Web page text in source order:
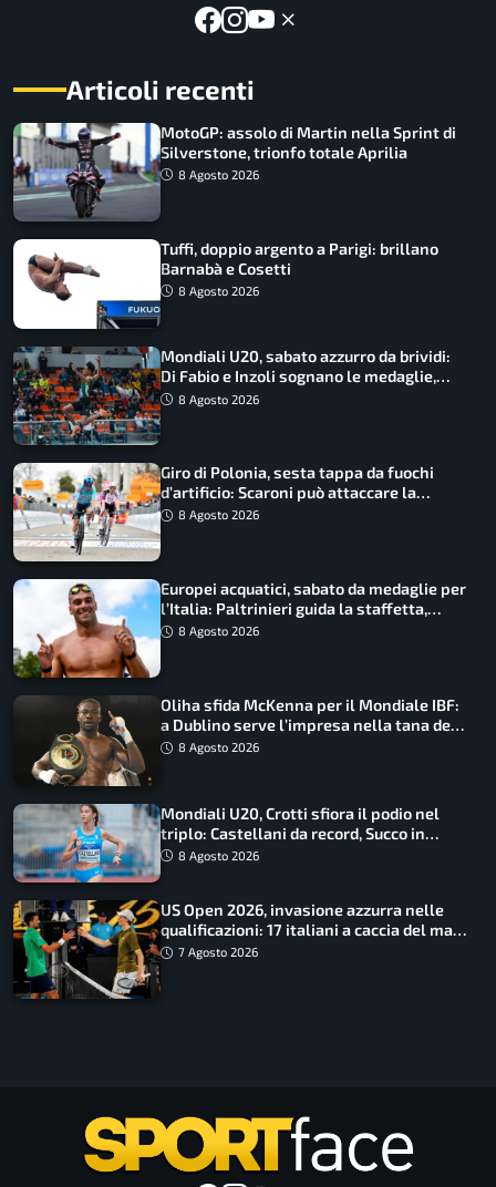
Articoli recenti
MotoGP: assolo di Martin nella Sprint di
Silverstone, trionfo totale Aprilia
8 Agosto 2026
Tuffi, doppio argento a Parigi: brillano
Barnabà e Cosetti
8 Agosto 2026
Mondiali U20, sabato azzurro da brividi:
Di Fabio e Inzoli sognano le medaglie,
Castellani e Succo in finale
8 Agosto 2026
Giro di Polonia, sesta tappa da fuochi
d’artificio: Scaroni può attaccare la
maglia di Lemmen
8 Agosto 2026
Europei acquatici, sabato da medaglie per
l’Italia: Paltrinieri guida la staffetta,
Barnabà sogna l’oro dalle grandi altezze
8 Agosto 2026
Oliha sfida McKenna per il Mondiale IBF:
a Dublino serve l’impresa nella tana del
lupo8 Agosto 2026
Mondiali U20, Crotti sfiora il podio nel
triplo: Castellani da record, Succo in
finale
8 Agosto 2026
US Open 2026, invasione azzurra nelle
qualificazioni: 17 italiani a caccia del main
draw7 Agosto 2026